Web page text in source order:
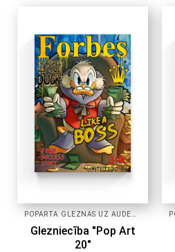
Glezniecība "Pop Art
20"